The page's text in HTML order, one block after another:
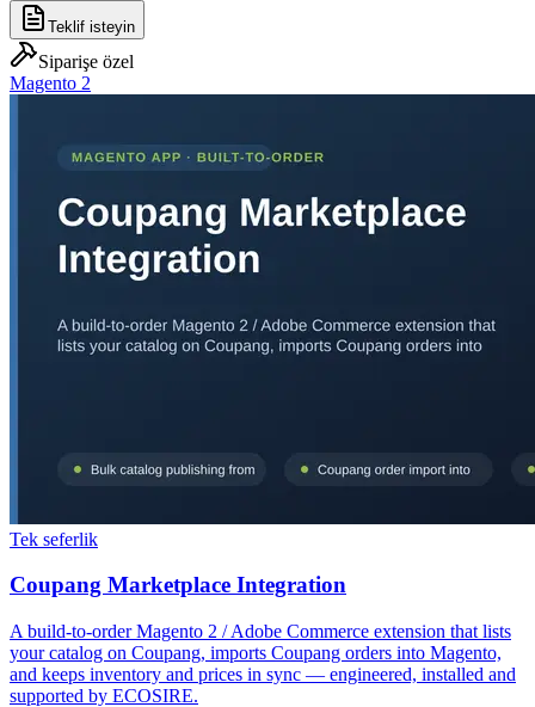
Teklif isteyin
Siparişe özel
Magento 2
Tek seferlik
Coupang Marketplace Integration
A build-to-order Magento 2 / Adobe Commerce extension that lists
your catalog on Coupang, imports Coupang orders into Magento,
and keeps inventory and prices in sync — engineered, installed and
supported by ECOSIRE.